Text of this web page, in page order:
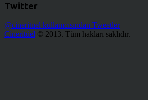
Twitter
@cinerituel kullanıcısından Tweetler
Cineritüel © 2013. Tüm hakları saklıdır.